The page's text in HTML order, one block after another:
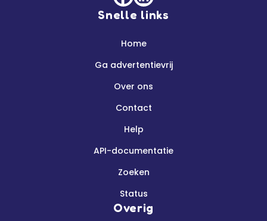
Snelle links
Home
Ga advertentievrij
Over ons
Contact
Help
API-documentatie
Zoeken
Status
Overig